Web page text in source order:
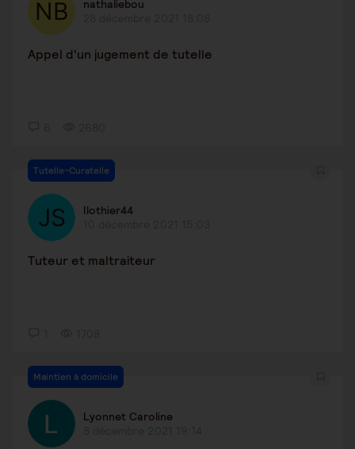
nathaliebou
Appel d'un jugement de tutelle
Tutelle-Curatelle
Ilothier44
Tuteur et maltraiteur
Maintien à domicile
Lyonnet Caroline